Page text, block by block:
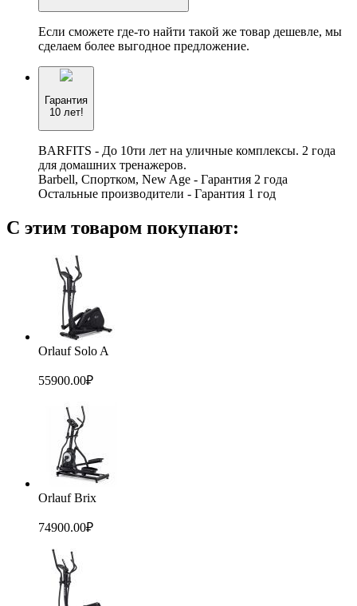
Если сможете где-то найти такой же товар дешевле, мы
сделаем более выгодное предложение.
Гарантия
10 лет!
BARFITS - До 10ти лет на уличные комплексы. 2 года
для домашних тренажеров.
Barbell, Спортком, New Age - Гарантия 2 года
Остальные производители - Гарантия 1 год
С этим товаром покупают:
Orlauf Solo A
55900.00₽
Orlauf Brix
74900.00₽